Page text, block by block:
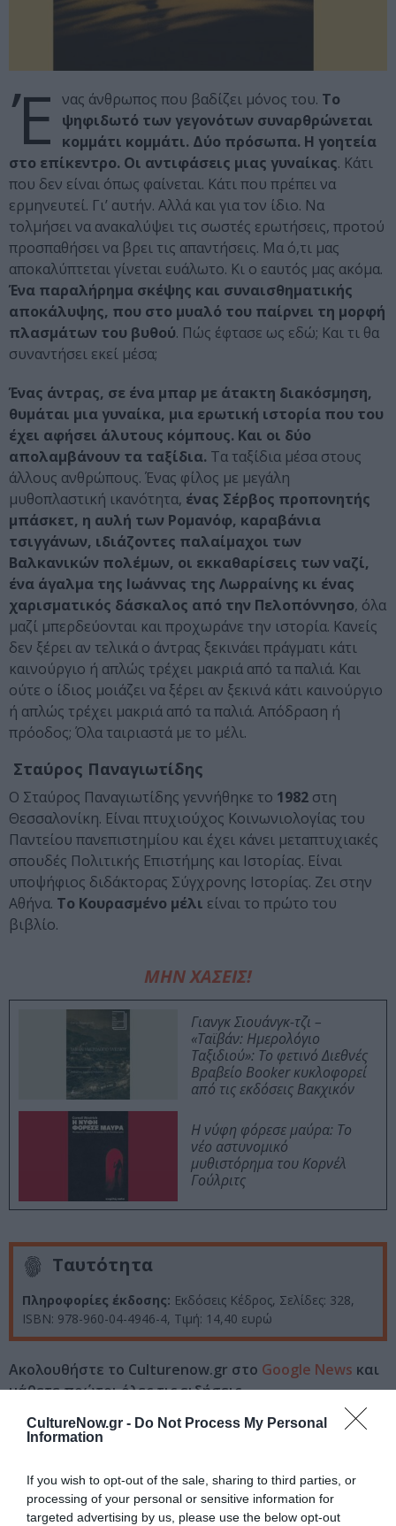
CultureNow.gr - Do Not Process My Personal
Information
If you wish to opt-out of the sale, sharing to third parties, or
processing of your personal or sensitive information for
targeted advertising by us, please use the below opt-out
Έ νας άνθρωπος που βαδίζει μόνος του. Το
ψηφιδωτό των γεγονότων συναρθρώνεται
κομμάτι κομμάτι. Δύο πρόσωπα. Η γοητεία
στο επίκεντρο. Οι αντιφάσεις μιας γυναίκας. Κάτι
που δεν είναι όπως φαίνεται. Κάτι που πρέπει να
ερμηνευτεί. Γι’ αυτήν. Αλλά και για τον ίδιο. Να
τολμήσει να ανακαλύψει τις σωστές ερωτήσεις, προτού
προσπαθήσει να βρει τις απαντήσεις. Μα ό,τι μας
αποκαλύπτεται γίνεται ευάλωτο. Κι ο εαυτός μας ακόμα.
Ένα παραλήρημα σκέψης και συναισθηματικής
αποκάλυψης, που στο μυαλό του παίρνει τη μορφή
πλασμάτων του βυθού. Πώς έφτασε ως εδώ; Και τι θα
συναντήσει εκεί μέσα;
Ένας άντρας, σε ένα μπαρ με άτακτη διακόσμηση,
θυμάται μια γυναίκα, μια ερωτική ιστορία που του
έχει αφήσει άλυτους κόμπους. Και οι δύο
απολαμβάνουν τα ταξίδια. Τα ταξίδια μέσα στους
άλλους ανθρώπους. Ένας φίλος με μεγάλη
μυθοπλαστική ικανότητα, ένας Σέρβος προπονητής
μπάσκετ, η αυλή των Ρομανόφ, καραβάνια
τσιγγάνων, ιδιάζοντες παλαίμαχοι των
Βαλκανικών πολέμων, οι εκκαθαρίσεις των ναζί,
ένα άγαλμα της Ιωάννας της Λωρραίνης κι ένας
χαρισματικός δάσκαλος από την Πελοπόννησο, όλα
μαζί μπερδεύονται και προχωράνε την ιστορία. Κανείς
δεν ξέρει αν τελικά ο άντρας ξεκινάει πράγματι κάτι
καινούργιο ή απλώς τρέχει μακριά από τα παλιά. Και
ούτε ο ίδιος μοιάζει να ξέρει αν ξεκινά κάτι καινούργιο
ή απλώς τρέχει μακριά από τα παλιά. Απόδραση ή
πρόοδος; Όλα ταιριαστά με το μέλι.
Σταύρος Παναγιωτίδης
Ο Σταύρος Παναγιωτίδης γεννήθηκε το 1982 στη
Θεσσαλονίκη. Είναι πτυχιούχος Κοινωνιολογίας του
Παντείου πανεπιστημίου και έχει κάνει μεταπτυχιακές
σπουδές Πολιτικής Επιστήμης και Ιστορίας. Είναι
υποψήφιος διδάκτορας Σύγχρονης Ιστορίας. Ζει στην
Αθήνα. Το Κουρασμένο μέλι είναι το πρώτο του
βιβλίο.
ΜΗΝ ΧΑΣΕΙΣ!
Γιανγκ Σιουάνγκ-τζι –
«Ταϊβάν: Ημερολόγιο
Ταξιδιού»: Το φετινό Διεθνές
Βραβείο Booker κυκλοφορεί
από τις εκδόσεις Βακχικόν
Η νύφη φόρεσε μαύρα: Το
νέο αστυνομικό
μυθιστόρημα του Κορνέλ
Γούλριτς
Ταυτότητα
Πληροφορίες έκδοσης: Εκδόσεις Κέδρος, Σελίδες: 328,
ISBN: 978-960-04-4946-4, Τιμή: 14,40 ευρώ
Ακολουθήστε το Culturenow.gr στο Google News και
μάθετε πρώτοι όλες τις ειδήσεις
Δείτε όλα τατελευταία νέαγια την Τέχνη και τον
Νέοι Διαγωνισμοί❯